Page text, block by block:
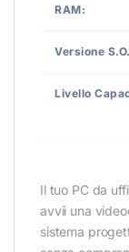
RAM:
Versione
Livello
Il tuo PC da
avvii una
sistema